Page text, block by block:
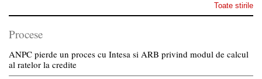
Toate stirile
Procese
ANPC pierde un proces cu Intesa si ARB privind modul de calcul
al ratelor la credite